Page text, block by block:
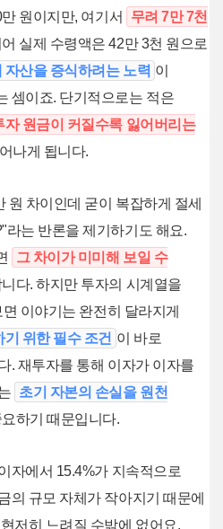
원이지만, 여기서
무려 7만 7천
실제 수령액은 42만 3천 원으로
자산을 증식하려는 노력 이
셈이죠. 단기적으로는 적은
자 원금이 커질수록 잃어버리는
나게 됩니다.
원 차이인데 굳이 복잡하게 절세
라는 반론을 제기하기도 해요.
그 차이가 미미해 보일 수
다. 하지만 투자의 시계열을
이야기는 완전히 달라지게
위한 필수 조건 이 바로
. 재투자를 통해 이자가 이자를
초기 자본의 손실을 원천
하기 때문입니다.
자에서 15.4%가 지속적으로
의 규모 자체가 작아지기 때문에
저히 느려질 수밖에 없어요.